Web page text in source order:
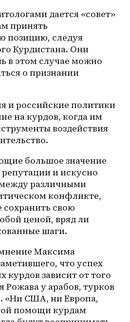
дается «совет»
принять
позицию, следуя
Курдистана. Они
в этом случае можно
о признании
и российские политики
на курдов, когда им
воздействия
большое значение
и искусно
различными
конфликте,
сохранить свою
ценой, вряд ли
шаги.
Максима
что успех
курдов зависит от того
Рожава у арабов, турков
«Ни США, ни Европа,
помощи курдам